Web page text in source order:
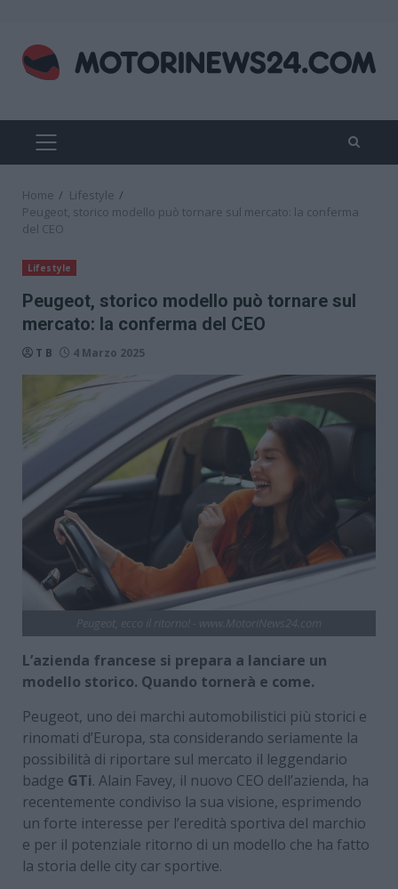
content
PRIMARY
MENU
Home
Lifestyle
Peugeot, storico modello può tornare sul mercato: la conferma
del CEO
Lifestyle
Peugeot, storico modello può tornare sul
mercato: la conferma del CEO
T B 4 Marzo 2025
L’azienda francese si prepara a lanciare un
modello storico. Quando tornerà e come.
Peugeot, uno dei marchi automobilistici più storici e
rinomati d’Europa, sta considerando seriamente la
possibilità di riportare sul mercato il leggendario
badge GTi. Alain Favey, il nuovo CEO dell’azienda, ha
recentemente condiviso la sua visione, esprimendo
un forte interesse per l’eredità sportiva del marchio
e per il potenziale ritorno di un modello che ha fatto
la storia delle city car sportive.